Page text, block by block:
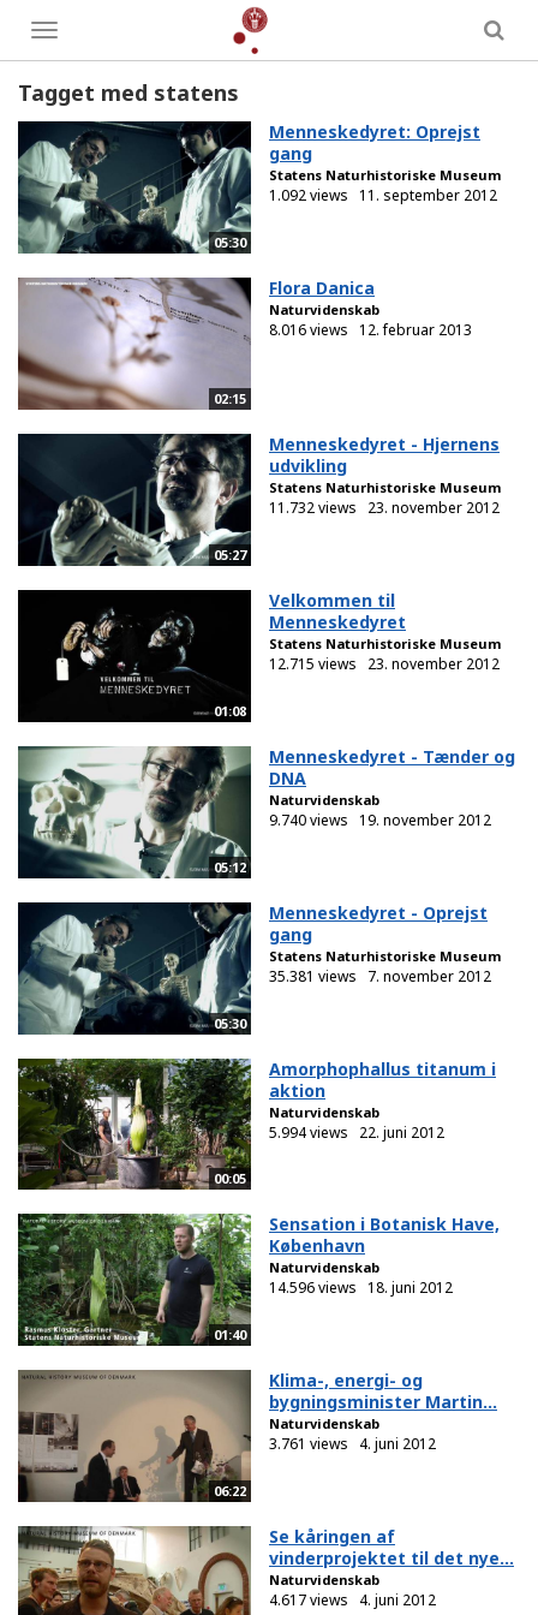
Toggle
menu
Tagget med statens
05:30
Menneskedyret: Oprejst
gang
Statens Naturhistoriske Museum
1.092 views 11. september 2012
02:15
Flora Danica
Naturvidenskab
8.016 views 12. februar 2013
05:27
Menneskedyret - Hjernens
udvikling
Statens Naturhistoriske Museum
11.732 views 23. november 2012
01:08
Velkommen til
Menneskedyret
Statens Naturhistoriske Museum
12.715 views 23. november 2012
05:12
Menneskedyret - Tænder og
DNA
Naturvidenskab
9.740 views 19. november 2012
05:30
Menneskedyret - Oprejst
gang
Statens Naturhistoriske Museum
35.381 views 7. november 2012
00:05
Amorphophallus titanum i
aktion
Naturvidenskab
5.994 views 22. juni 2012
01:40
Sensation i Botanisk Have,
København
Naturvidenskab
14.596 views 18. juni 2012
06:22
Klima-, energi- og
bygningsminister Martin...
Naturvidenskab
3.761 views 4. juni 2012
Se kåringen af
vinderprojektet til det nye...
Naturvidenskab
4.617 views 4. juni 2012